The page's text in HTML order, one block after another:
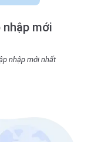
nhập mới
nhập mới nhất